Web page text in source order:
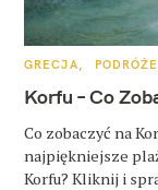
K
T
E
O
R
I
GRECJA PODRÓŻE
Korfu – Co
Co zobaczyć na
najpiękniejsze
Korfu? Kliknij i